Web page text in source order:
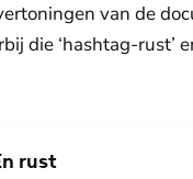
van de
die ‘hashtag-rust’
rust